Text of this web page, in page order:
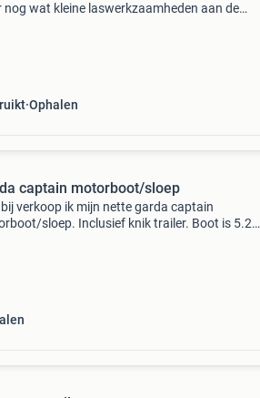
nog wat kleine laswerkzaamheden aan de
Ophalen
captain motorboot/sloep
bij verkoop ik mijn nette garda captain
sloep. Inclusief knik trailer. Boot is 5.20